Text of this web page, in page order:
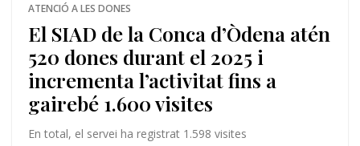
ATENCIÓ A LES DONES
El SIAD de la Conca d’Òdena atén
520 dones durant el 2025 i
incrementa l’activitat fins a
gairebé 1.600 visites
En total, el servei ha registrat 1.598 visites